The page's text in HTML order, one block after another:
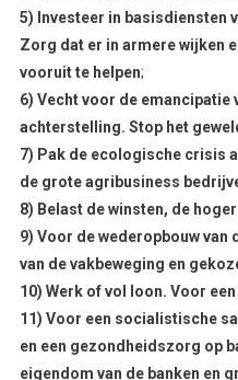
5) Investeer in basisdiensten
Zorg dat er in armere wijken
vooruit te helpen;
6) Vecht voor de emancipatie
achterstelling. Stop het
7) Pak de ecologische crisis
de grote agribusiness
8) Belast de winsten, de
9) Voor de wederopbouw
van de vakbeweging en
10) Werk of vol loon. Voor
11) Voor een socialistische
en een gezondheidszorg op
eigendom van de banken en